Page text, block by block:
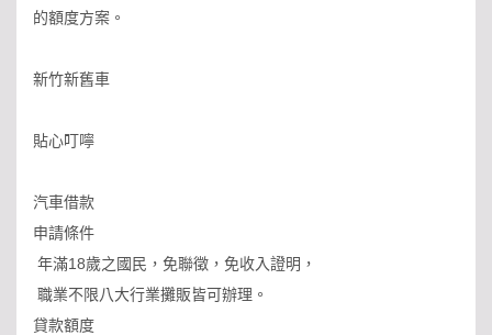
的額度方案。
新竹新舊車
貼心叮嚀
汽車借款
申請條件
年滿18歲之國民，免聯徵，免收入證明，
職業不限八大行業攤販皆可辦理。
貸款額度